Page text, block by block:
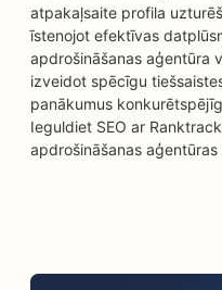
atpakaļsaite profila
īstenojot efektīvas
apdrošināšanas aģentūra
izveidot spēcīgu
panākumus
Ieguldiet SEO ar
apdrošināšanas